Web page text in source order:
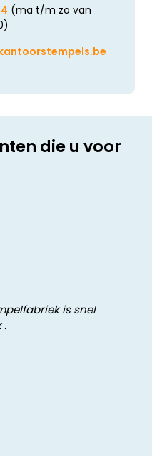
(ma t/m zo van
die u voor
is snel
.